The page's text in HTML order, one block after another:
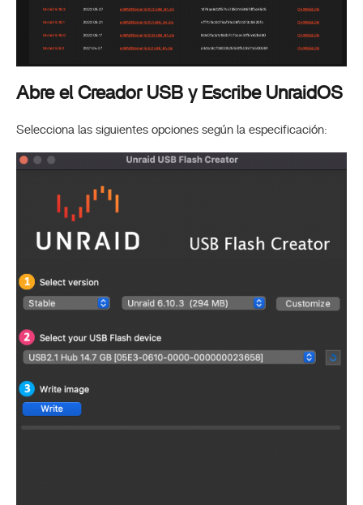
Abre el Creador USB y Escribe UnraidOS
Selecciona las siguientes opciones según la especificación: